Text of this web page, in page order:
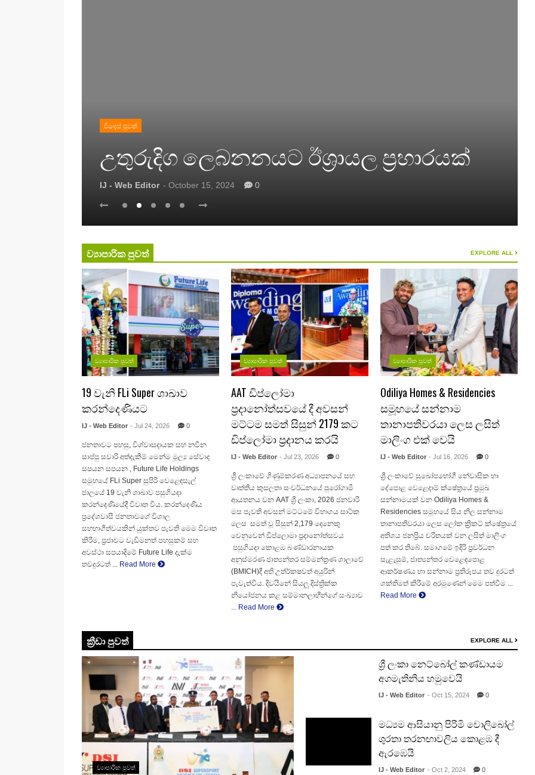
විදෙස් පුවත්
උතුරුදිග ලෙබනනයට ඊශ්‍රායල ප්‍රහාරයක්
IJ - Web Editor - October 15, 2024 0
ව්‍යාපාරික පුවත් EXPLORE ALL
ව්‍යාපාරික පුවත්
19 වැනි FLi Super ශාඛාව
කරන්දෙණියට
IJ - Web Editor - Jul 24, 2026 0
ජනතාවට පහසු, විශ්වාසදායක සහ නවීන
සාප්පු සවාරි අත්දැකීම් මෙන්ම මූල්‍ය සේවාද
සපයන සපයන , Future Life Holdings
සමුහයේ FLi Super සුපිරි වෙළෙඳසැල්
ජාලයේ 19 වැනි ශාඛාව පසුගියදා
කරන්දෙණියේදී විවෘත විය. කරන්දෙණිය
ප්‍රදේශවාසී ජනතාවගේ විශාල
සහභාගීත්වයකින් යුක්තව පැවති මෙම විවෘත
කිරීම, ප්‍රජාවට වැඩිමනත් පහසුකම් සහ
අවස්ථා සපයාදිමේ Future Life දැක්ම
තවදුරටත් ...
Read More
ව්‍යාපාරික පුවත්
AAT ඩිප්ලෝමා
ප්‍රදානෝත්සවයේ දී අවසන්
මට්ටම සමත් සිසුන් 2179 කට
ඩිප්ලෝමා ප්‍රදානය කරයි
IJ - Web Editor - Jul 23, 2026 0
ශ්‍රී ලංකාවේ ගිණුම්කරණ අධ්‍යාපනයේ සහ
වෘත්තීය කුසලතා සංවර්ධනයේ පුරෝගාමී
ආයතනය වන AAT ශ්‍රී ලංකා, 2026 ජනවාරි
මස පැවති අවසන් මට්ටමේ විභාගය සාර්‍ථක
ලෙස සමත් වූ සිසුන් 2,179 දෙනෙකු
වෙනුවෙන් ඩිප්ලොමා ප්‍රදානෝත්සවය
පසුගියදා කොළඹ බණ්ඩාරනායක
අනුස්මරණ ජාත්‍යන්තර සම්මන්ත්‍රණ ශාලාවේ
(BMICH)දී අති උත්ර්කෂවත් අයුරින්
පැවැත්වීය. දිවයිනේ සියලු දිස්ත්‍රික්ක
නියෝජනය කළ සම්මානලාභීන්ගේ සංඛ්‍යාව
Read More
ව්‍යාපාරික පුවත්
Odiliya Homes & Residencies
සමූහයේ සන්නාම
තානාපතිවරයා ලෙස ලසිත්
මාලිංග එක් වෙයි
IJ - Web Editor - Jul 16, 2026 0
ශ්‍රී ලංකාවේ සුඛෝපභෝගී නේවාසික හා
දේපොළ වෙළෙදාම් ක්ෂේත්‍රයේ ප්‍රමුඛ
සන්නාමයක් වන Odiliya Homes &
Residencies සමූහයේ සිය නිල සන්නාම
තානාපතිවරයා ලෙස ලෝක ක්‍රිකට් ක්ෂේත්‍රයේ
අතිශය ජනප්‍රිය චරිතයක් වන ලසිත් මාලිංග
පත් කර තිබේ. සමාගමේ ඉදිරි ප්‍රවර්ධන
සැළැසුම්, ජාත්‍යන්තර වෙළෙඳපොළ
ආකර්ෂණය හා සන්නාම ප්‍රතිරූපය තව දුරටත්
ශක්තිමත් කිරීමේ අරමුණෙන් මෙම පත්වීම ...
Read More
ක්‍රීඩා පුවත් EXPLORE ALL
ව්‍යාපාරික පුවත්
ශ්‍රී ලංකා නෙට්බෝල් කණ්ඩායම
අගමැතිනිය හමුවෙයි
IJ - Web Editor - Oct 15, 2024 0
මධ්‍යම ආසියානු පිරිමි වොලිබෝල්
ශුරතා තරනඟාවලිය කොළඹ දී
ඇරඹෙයි
IJ - Web Editor - Oct 2, 2024 0